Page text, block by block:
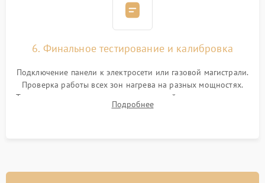
6. Финальное тестирование и калибровка
Подключение панели к электросети или газовой магистрали.
Проверка работы всех зон нагрева на разных мощностях.
Тестирование сенсорного управления, таймера, индикаторов
остаточного тепла и систем защиты от перегрева.
Подробнее